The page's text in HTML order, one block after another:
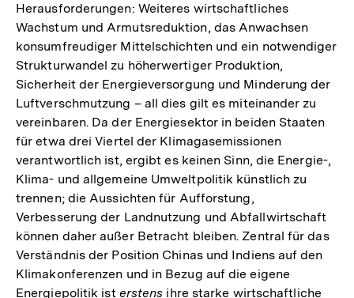
Herausforderungen: Weiteres wirtschaftliches
Wachstum und Armutsreduktion, das Anwachsen
konsumfreudiger Mittelschichten und ein notwendiger
Strukturwandel zu höherwertiger Produktion,
Sicherheit der Energieversorgung und Minderung der
Luftverschmutzung – all dies gilt es miteinander zu
vereinbaren. Da der Energiesektor in beiden Staaten
für etwa drei Viertel der Klimagasemissionen
verantwortlich ist, ergibt es keinen Sinn, die Energie-,
Klima- und allgemeine Umweltpolitik künstlich zu
trennen; die Aussichten für Aufforstung,
Verbesserung der Landnutzung und Abfallwirtschaft
können daher außer Betracht bleiben. Zentral für das
Verständnis der Position Chinas und Indiens auf den
Klimakonferenzen und in Bezug auf die eigene
Energiepolitik ist erstens ihre starke wirtschaftliche